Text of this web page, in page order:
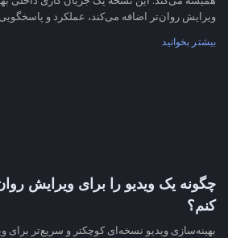
ویرایش روان‌تر اضافه می‌کند، عملکرد و
بیشتر بخوانید
چگونه یک ویدیو را برای ویرایش
کنم؟
بهینه‌سازی ویدیو نسخه‌ای کوچکتر و سریع‌تر برای